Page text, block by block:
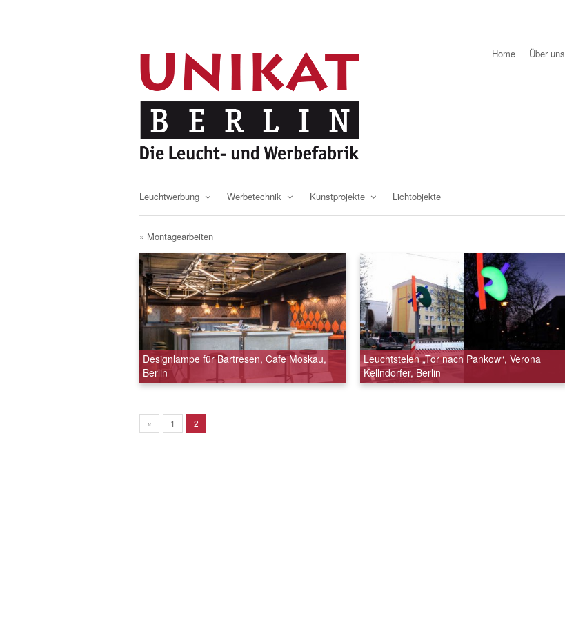
Home Über uns
Leuchtwerbung Werbetechnik Kunstprojekte Lichtobjekte
» Montagearbeiten
Designlampe für Bartresen, Cafe Moskau,
Berlin
Leuchtstelen „Tor nach Pankow“, Verona
Kellndorfer, Berlin
« 1 2